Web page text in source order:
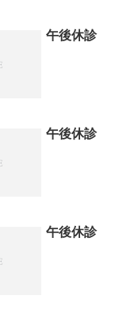
午後休診
午後休診
午後休診